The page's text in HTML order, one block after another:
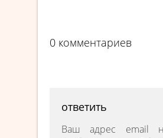
0 комментариев
ответить
Ваш адрес email